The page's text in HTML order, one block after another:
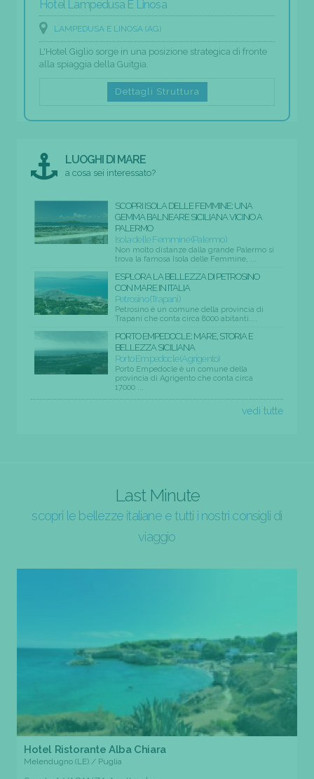
Hotel Lampedusa E Linosa
LAMPEDUSA E LINOSA (AG)
L'Hotel Giglio sorge in una posizione strategica di fronte
alla spiaggia della Guitgia.
Dettagli Struttura
LUOGHI DI MARE
a cosa sei interessato?
SCOPRI ISOLA DELLE FEMMINE: UNA
GEMMA BALNEARE SICILIANA VICINO A
PALERMO
Isola delle Femmine (Palermo)
Non molto distanze dalla grande Palermo si
trova la famosa Isola delle Femmine, ...
ESPLORA LA BELLEZZA DI PETROSINO
CON MARE IN ITALIA
Petrosino (Trapani)
Petrosino è un comune della provincia di
Trapani che conta circa 8000 abitanti....
PORTO EMPEDOCLE: MARE, STORIA E
BELLEZZA SICILIANA
Porto Empedocle (Agrigento)
Porto Empedocle è un comune della
provincia di Agrigento che conta circa
17000 ...
vedi tutte
Last Minute
scopri le bellezze italiane e tutti i nostri consigli di
viaggio
Hotel Ristorante Alba Chiara
Melendugno (LE) / Puglia